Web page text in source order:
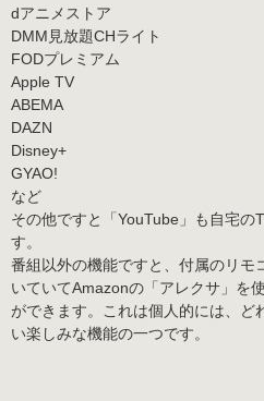
dアニメストア
DMM見放題CHライト
FODプレミアム
Apple TV
ABEMA
DAZN
Disney+
GYAO!
など
その他ですと「 YouTube 」も自宅の
す。
番組以外の機能ですと、付属のリモ
いていてAmazonの「 アレクサ 」を
ができます。これは個人的には、ど
い楽しみな機能の一つです。